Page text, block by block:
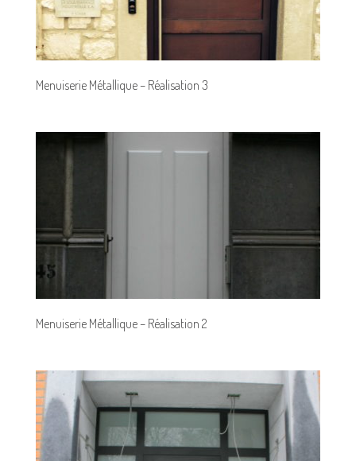
Menuiserie Métallique – Réalisation 3
Menuiserie Métallique – Réalisation 2